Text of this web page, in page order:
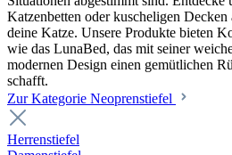
Katzenbetten oder kuscheligen
deine Katze. Unsere Produkte bieten
wie das LunaBed, das mit seiner
modernen Design einen gemütlichen
schafft.
Zur Kategorie Neoprenstiefel
Herrenstiefel